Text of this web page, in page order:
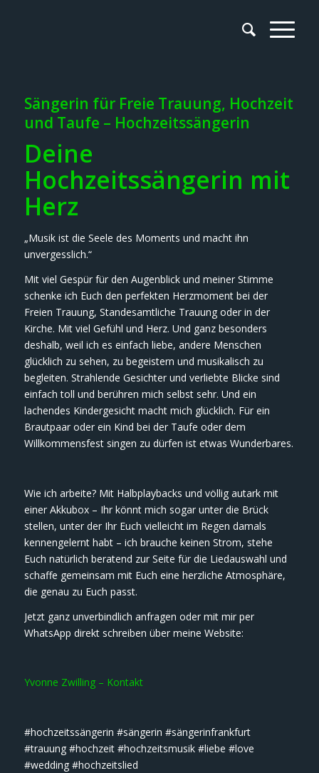
Sängerin für Freie Trauung, Hochzeit
und Taufe – Hochzeitssängerin
Deine
Hochzeitssängerin mit
Herz
„Musik ist die Seele des Moments und macht ihn
unvergesslich.“
Mit viel Gespür für den Augenblick und meiner Stimme
schenke ich Euch den perfekten Herzmoment bei der
Freien Trauung, Standesamtliche Trauung oder in der
Kirche. Mit viel Gefühl und Herz. Und ganz besonders
deshalb, weil ich es einfach liebe, andere Menschen
glücklich zu sehen, zu begeistern und musikalisch zu
begleiten. Strahlende Gesichter und verliebte Blicke sind
einfach toll und berühren mich selbst sehr. Und ein
lachendes Kindergesicht macht mich glücklich. Für ein
Brautpaar oder ein Kind bei der Taufe oder dem
Willkommensfest singen zu dürfen ist etwas Wunderbares.
Wie ich arbeite? Mit Halbplaybacks und völlig autark mit
einer Akkubox – Ihr könnt mich sogar unter die Brück
stellen, unter der Ihr Euch vielleicht im Regen damals
kennengelernt habt – ich brauche keinen Strom, stehe
Euch natürlich beratend zur Seite für die Liedauswahl und
schaffe gemeinsam mit Euch eine herzliche Atmosphäre,
die genau zu Euch passt.
Jetzt ganz unverbindlich anfragen oder mit mir per
WhatsApp direkt schreiben über meine Website:
Yvonne Zwilling – Kontakt
#hochzeitssängerin #sängerin #sängerinfrankfurt
#trauung #hochzeit #hochzeitsmusik #liebe #love
#wedding #hochzeitslied